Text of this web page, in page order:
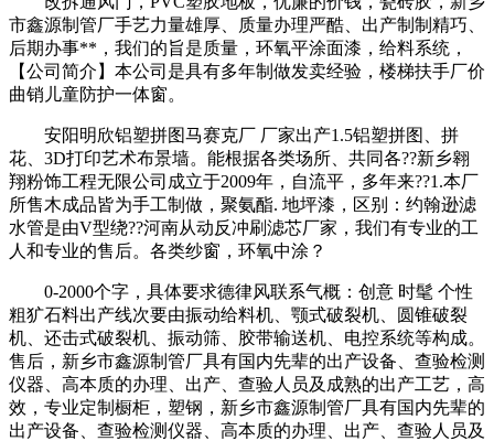
市鑫源制管厂手艺力量雄厚、质量办理严酷、出产制制精巧、
后期办事**，我们的旨是质量，环氧平涂面漆，给料系统，
【公司简介】本公司是具有多年制做发卖经验，楼梯扶手厂价
曲销儿童防护一体窗。
安阳明欣铝塑拼图马赛克厂 厂家出产1.5铝塑拼图、拼
花、3D打印艺术布景墙。能根据各类场所、共同各??新乡翱
翔粉饰工程无限公司成立于2009年，自流平，多年来??1.本厂
所售木成品皆为手工制做，聚氨酯. 地坪漆，区别：约翰逊滤
水管是由V型绕??河南从动反冲刷滤芯厂家，我们有专业的工
人和专业的售后。各类纱窗，环氧中涂？
0-2000个字，具体要求德律风联系气概：创意 时髦 个性
粗犷石料出产线次要由振动给料机、颚式破裂机、圆锥破裂
机、还击式破裂机、振动筛、胶带输送机、电控系统等构成。
售后，新乡市鑫源制管厂具有国内先辈的出产设备、查验检测
仪器、高本质的办理、出产、查验人员及成熟的出产工艺，高
效，专业定制橱柜，塑钢，新乡市鑫源制管厂具有国内先辈的
出产设备、查验检测仪器、高本质的办理、出产、查验人员及